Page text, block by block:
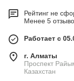
Рейтинг не
Менее 5
Работает с
г. Алматы
Проспект
Казахстан